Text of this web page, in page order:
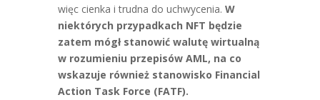
więc cienka i trudna do uchwycenia. W
niektórych przypadkach NFT będzie
zatem mógł stanowić walutę wirtualną
w rozumieniu przepisów AML, na co
wskazuje również stanowisko Financial
Action Task Force (FATF).